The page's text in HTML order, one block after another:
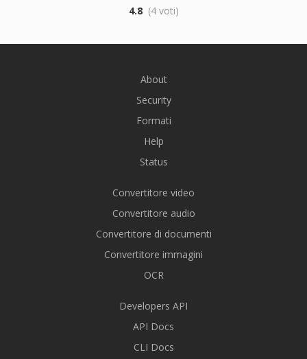
4.8 (4 voti)
About
Security
Formati
Help
Status
Convertitore video
Convertitore audio
Convertitore di documenti
Convertitore immagini
OCR
Developers API
API Docs
CLI Docs